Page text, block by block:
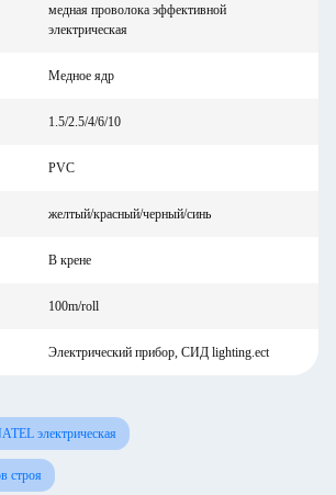
медная проволока эффективной
электрическая
Медное ядр
1.5/2.5/4/6/10
PVC
желтый/красный/черный/синь
В крене
100m/roll
Электрический прибор, СИД lighting.ect
электрическая
строя